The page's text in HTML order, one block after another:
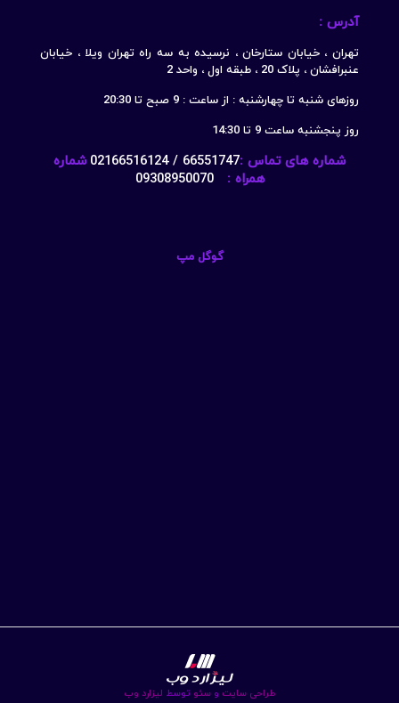
آدرس :
تهران ، خیابان ستارخان ، نرسیده به سه راه تهران ویلا ، خیابان
عنبرافشان ، پلاک 20 ، طبقه اول ، واحد 2
روزهای شنبه تا چهارشنبه : از ساعت : 9 صبح تا 20:30
روز پنجشنبه ساعت 9 تا 14:30
شماره های تماس :66551747 / 02166516124
شماره
همراه :
09308950070
گوگل مپ
طراحی سایت و سئو توسط لیزارد وب